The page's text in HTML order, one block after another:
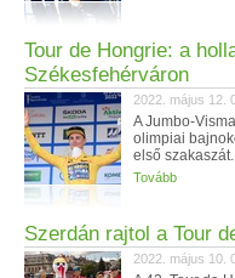
Tour de Hongrie: a
Székesfehérváron
2022. május 12.
A Jumbo-
olimpiai
első
Tovább
Szerdán rajtol a Tour
2022. május 10.